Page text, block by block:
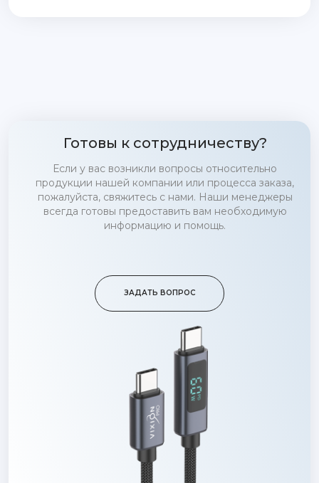
Готовы к сотрудничеству?
Если у вас возникли вопросы относительно
продукции нашей компании или процесса заказа,
пожалуйста, свяжитесь с нами. Наши менеджеры
всегда готовы предоставить вам необходимую
информацию и помощь.
ЗАДАТЬ ВОПРОС